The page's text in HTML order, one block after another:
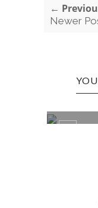
←
Newer